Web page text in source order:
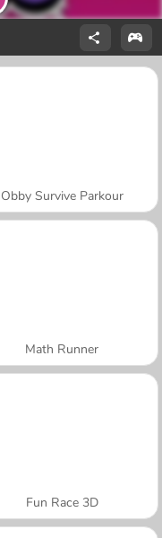
Obby Survive Parkour
Math Runner
Fun Race 3D